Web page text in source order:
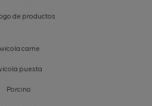
de productos
carne
puesta
Porcino